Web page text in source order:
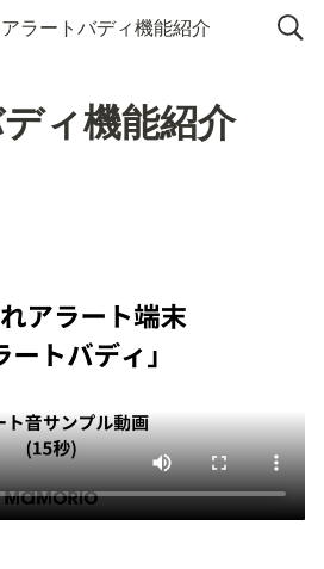
アラートバディ機能紹介
ィ機能紹介